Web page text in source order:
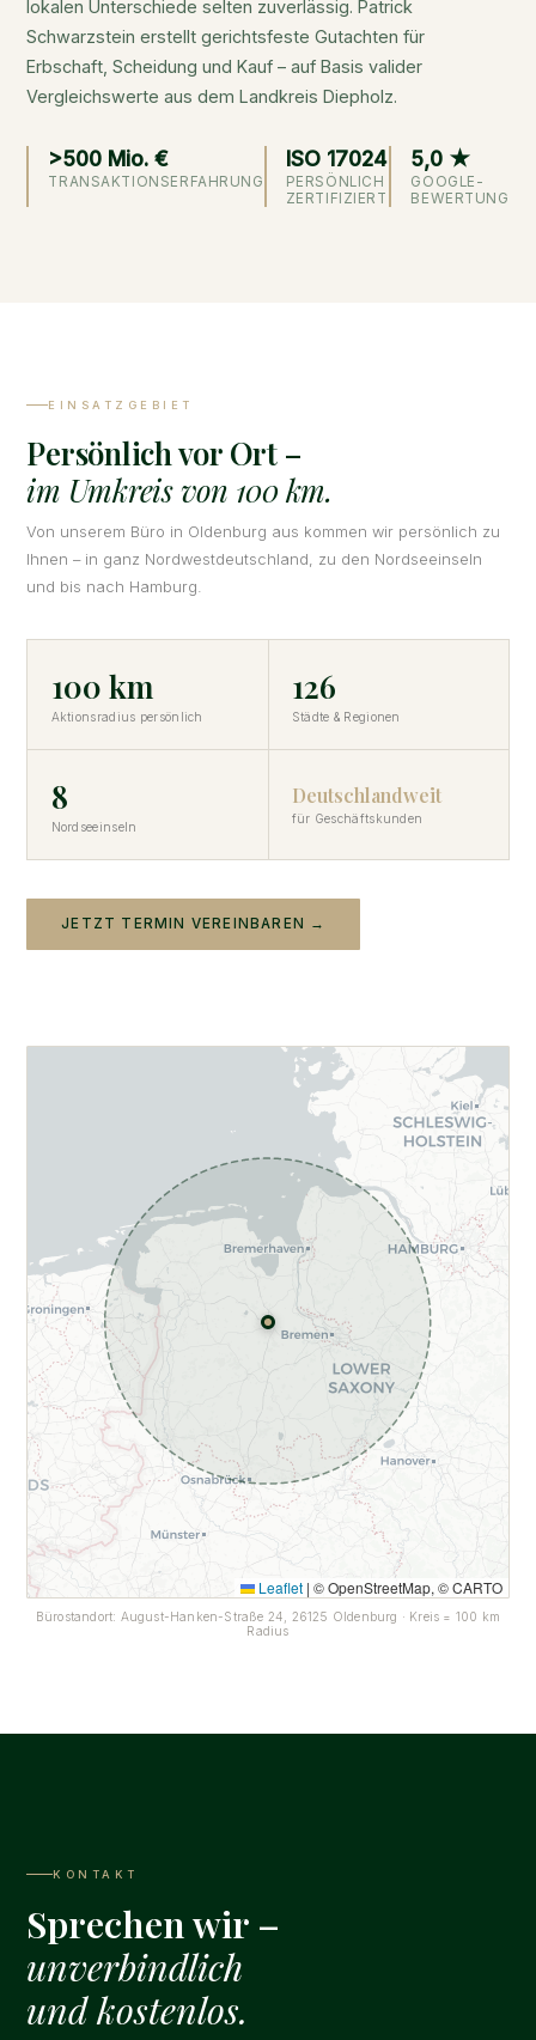
lokalen Unterschiede selten zuverlässig. Patrick
Schwarzstein erstellt gerichtsfeste Gutachten für
Erbschaft, Scheidung und Kauf – auf Basis valider
Vergleichswerte aus dem Landkreis Diepholz.
>500 Mio. €
TRANSAKTIONSERFAHRUNG
ISO 17024
PERSÖNLICH
ZERTIFIZIERT
5,0 ★
GOOGLE-
BEWERTUNG
EINSATZGEBIET
Persönlich vor Ort –
im Umkreis von 100 km.
Von unserem Büro in Oldenburg aus kommen wir persönlich zu
Ihnen – in ganz Nordwestdeutschland, zu den Nordseeinseln
und bis nach Hamburg.
100 km
Aktionsradius persönlich
126
Städte & Regionen
8
Nordseeinseln
Deutschlandweit
für Geschäftskunden
JETZT TERMIN VEREINBAREN →
Leaflet | © OpenStreetMap, © CARTO
Bürostandort: August-Hanken-Straße 24, 26125 Oldenburg · Kreis = 100 km
Radius
KONTAKT
Sprechen wir –
unverbindlich
und kostenlos.